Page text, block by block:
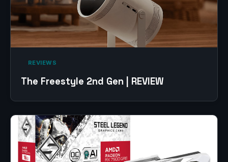
‎ REVIEWS‎
The Freestyle 2nd Gen | REVIEW